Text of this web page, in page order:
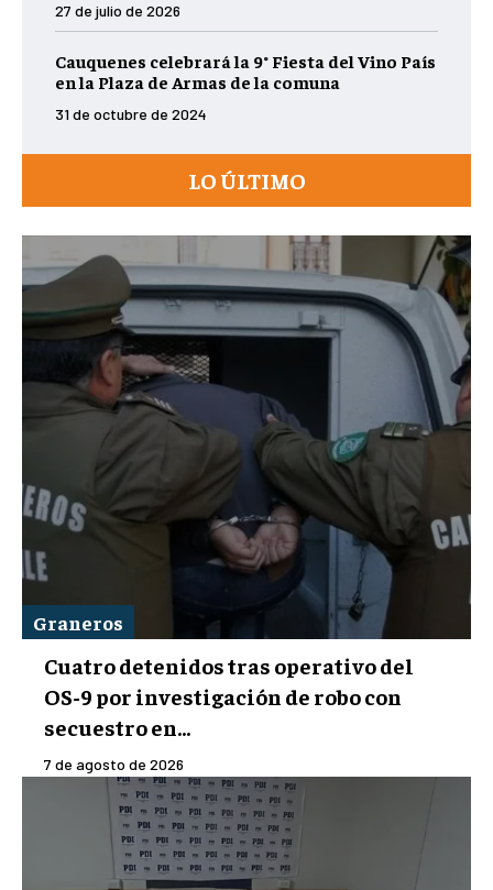
27 de julio de 2026
Cauquenes celebrará la 9° Fiesta del Vino País
en la Plaza de Armas de la comuna
31 de octubre de 2024
LO ÚLTIMO
Graneros
Cuatro detenidos tras operativo del
OS-9 por investigación de robo con
secuestro en...
7 de agosto de 2026